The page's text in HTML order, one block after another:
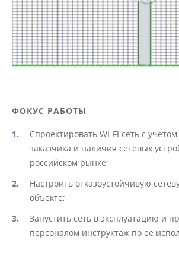
ФОКУС РАБОТЫ
Спроектировать WI-FI сеть с
заказчика и наличия сетевых
российском рынке;
Настроить отказоустойчивую
объекте;
Запустить сеть в эксплуатацию и
персоналом инструктаж по её